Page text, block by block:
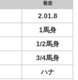
着差
2.01.8
1馬身
1/2馬身
3/4馬身
ハナ